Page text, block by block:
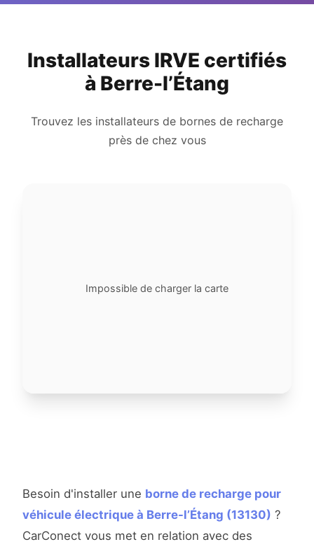
Installateurs IRVE certifiés
à Berre-l’Étang
Trouvez les installateurs de bornes de recharge
près de chez vous
Impossible de charger la carte
Besoin d'installer une borne de recharge pour
véhicule électrique à Berre-l’Étang (13130) ?
CarConect vous met en relation avec des